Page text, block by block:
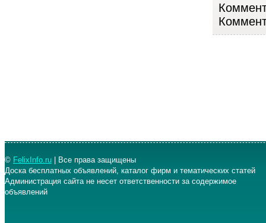
© FelixInfo.ru | Все права защищены
Доска бесплатных объявлений, каталог фирм и тематических статей
Администрация сайта не несет ответственности за содержимое
объявлений